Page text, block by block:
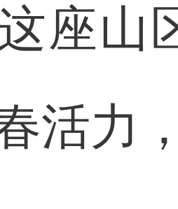
座山
活力